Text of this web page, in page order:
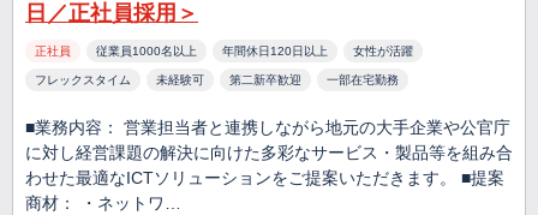
日／正社員採用＞
正社員 従業員1000名以上 年間休日120日以上 女性が活躍
フレックスタイム 未経験可 第二新卒歓迎 一部在宅勤務
■業務内容： 営業担当者と連携しながら地元の大手企業や公官庁
に対し経営課題の解決に向けた多彩なサービス・製品等を組み合
わせた最適なICTソリューションをご提案いただきます。 ■提案
商材： ・ネットワ…